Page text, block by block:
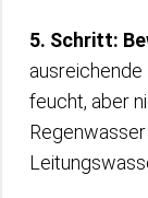
5. Schritt:
feucht, aber